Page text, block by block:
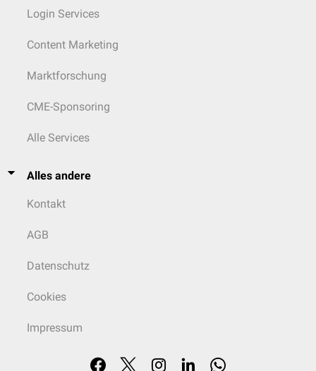
Login Services
Content Marketing
Marktforschung
CME-Sponsoring
Alle Services
Alles andere
Kontakt
AGB
Datenschutz
Cookies
Impressum